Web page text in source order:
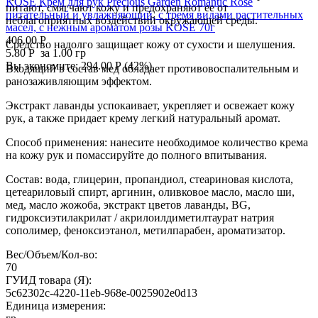
питательный и увлажняющий, c тремя видами растительных
масел, с нежным ароматом розы KOSE 70г
406.00 Р
5.80 Р за 1.00 гр
Вы экономите:294.00 Р(42%)
питают, смягчают кожу и предохраняют ее от
неблагоприятных воздействий окружающей среды.
Средство надолго защищает кожу от сухости и шелушения.
Входящий в состав мед обладает противовоспалительным и
ранозаживляющим эффектом.
Экстракт лаванды успокаивает, укрепляет и освежает кожу
рук, а также придает крему легкий натуральный аромат.
Способ применения: нанесите необходимое количество крема
на кожу рук и помассируйте до полного впитывания.
Состав: вода, глицерин, пропандиол, стеариновая кислота,
цетеариловый спирт, аргинин, оливковое масло, масло ши,
мед, масло жожоба, экстракт цветов лаванды, BG,
гидроксиэтилакрилат / акрилоилдиметилтаурат натрия
сополимер, феноксиэтанол, метилпарабен, ароматизатор.
Вес/Объем/Кол-во:
70
ГУИД товара (Я):
5c62302c-4220-11eb-968e-0025902e0d13
Единица измерения: